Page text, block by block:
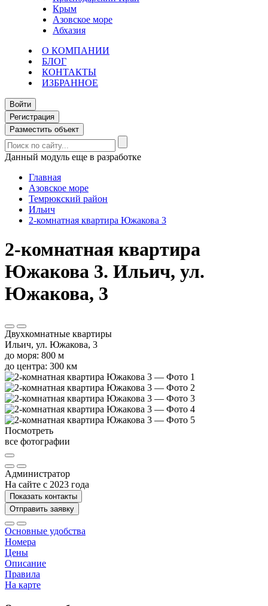
Крым
Азовское море
Абхазия
О КОМПАНИИ
БЛОГ
КОНТАКТЫ
ИЗБРАННОЕ
Войти
Регистрация
Разместить объект
Данный модуль еще в разработке
Главная
Азовское море
Темрюкский район
Ильич
2-комнатная квартира Южакова 3
2-комнатная квартира
Южакова 3. Ильич, ул.
Южакова, 3
Двухкомнатные квартиры
Ильич, ул. Южакова, 3
до моря: 800 м
до центра: 300 км
Посмотреть
все фотографии
Администратор
На сайте с 2023 года
Показать контакты
Отправить заявку
Основные удобства
Номера
Цены
Описание
Правила
На карте